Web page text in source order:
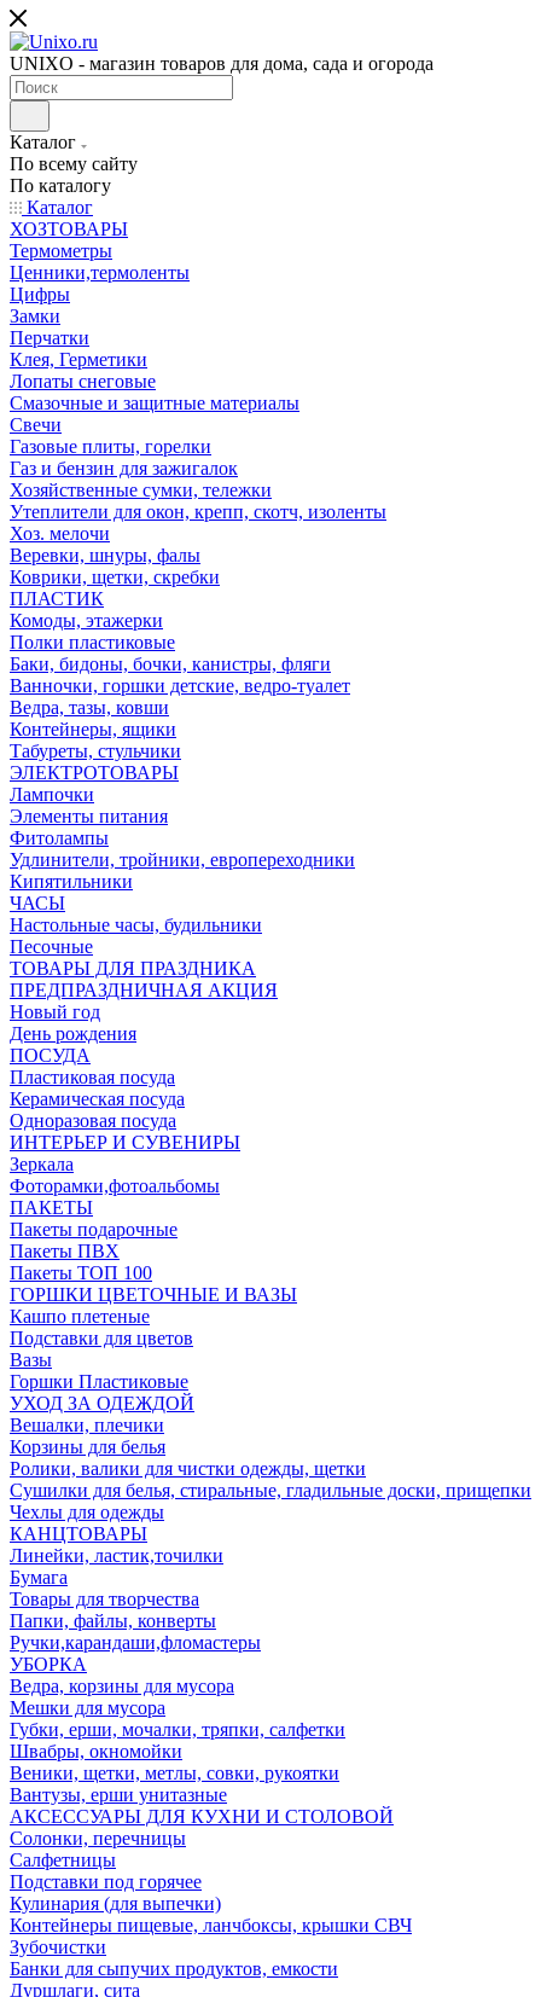
UNIXO - магазин товаров для дома, сада и огорода
Каталог
По всему сайту
По каталогу
Каталог
ХОЗТОВАРЫ
Термометры
Ценники,термоленты
Цифры
Замки
Перчатки
Клея, Герметики
Лопаты снеговые
Смазочные и защитные материалы
Свечи
Газовые плиты, горелки
Газ и бензин для зажигалок
Хозяйственные сумки, тележки
Утеплители для окон, крепп, скотч, изоленты
Хоз. мелочи
Веревки, шнуры, фалы
Коврики, щетки, скребки
ПЛАСТИК
Комоды, этажерки
Полки пластиковые
Баки, бидоны, бочки, канистры, фляги
Ванночки, горшки детские, ведро-туалет
Ведра, тазы, ковши
Контейнеры, ящики
Табуреты, стульчики
ЭЛЕКТРОТОВАРЫ
Лампочки
Элементы питания
Фитолампы
Удлинители, тройники, европереходники
Кипятильники
ЧАСЫ
Настольные часы, будильники
Песочные
ТОВАРЫ ДЛЯ ПРАЗДНИКА
ПРЕДПРАЗДНИЧНАЯ АКЦИЯ
Новый год
День рождения
ПОСУДА
Пластиковая посуда
Керамическая посуда
Одноразовая посуда
ИНТЕРЬЕР И СУВЕНИРЫ
Зеркала
Фоторамки,фотоальбомы
ПАКЕТЫ
Пакеты подарочные
Пакеты ПВХ
Пакеты ТОП 100
ГОРШКИ ЦВЕТОЧНЫЕ И ВАЗЫ
Кашпо плетеные
Подставки для цветов
Вазы
Горшки Пластиковые
УХОД ЗА ОДЕЖДОЙ
Вешалки, плечики
Корзины для белья
Ролики, валики для чистки одежды, щетки
Сушилки для белья, стиральные, гладильные доски, прищепки
Чехлы для одежды
КАНЦТОВАРЫ
Линейки, ластик,точилки
Бумага
Товары для творчества
Папки, файлы, конверты
Ручки,карандаши,фломастеры
УБОРКА
Ведра, корзины для мусора
Мешки для мусора
Губки, ерши, мочалки, тряпки, салфетки
Швабры, окномойки
Веники, щетки, метлы, совки, рукоятки
Вантузы, ерши унитазные
АКСЕССУАРЫ ДЛЯ КУХНИ И СТОЛОВОЙ
Солонки, перечницы
Салфетницы
Подставки под горячее
Кулинария (для выпечки)
Контейнеры пищевые, ланчбоксы, крышки СВЧ
Зубочистки
Банки для сыпучих продуктов, емкости
Дуршлаги, сита